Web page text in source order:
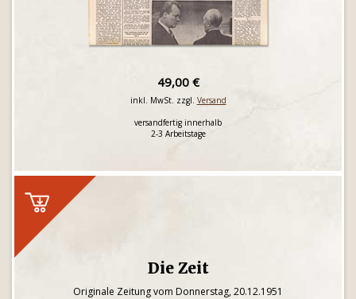
49,00 €
inkl. MwSt. zzgl. Versand
versandfertig innerhalb
2-3 Arbeitstage
Die Zeit
Originale Zeitung vom Donnerstag, 20.12.1951